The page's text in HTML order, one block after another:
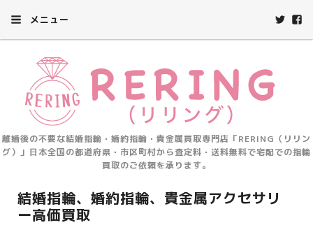
メニュー
離婚後の不要な結婚指輪・婚約指輪・貴金属買取専門店「RERING（リリン
グ）」日本全国の都道府県・市区町村から査定料・送料無料で宅配での指輪
買取のご依頼を承ります。
結婚指輪、婚約指輪、貴金属アクセサリ
ー高価買取